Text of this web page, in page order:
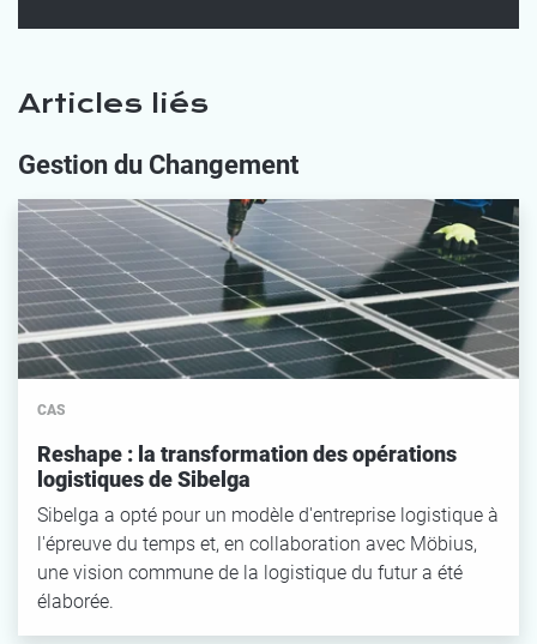
Articles liés
Gestion du Changement
CAS
Reshape : la transformation des opérations
logistiques de Sibelga
Sibelga a opté pour un modèle d'entreprise logistique à
l'épreuve du temps et, en collaboration avec Möbius,
une vision commune de la logistique du futur a été
élaborée.